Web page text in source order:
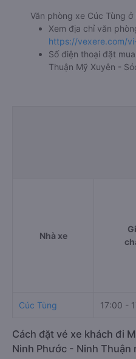
Văn phòng xe Cúc Tùng
Xem địa chỉ văn
https://vexere.com/
Số điện thoại đặt
Thuận Mỹ Xuyên -
Nhà xe
Cúc Tùng 17:00 -
Cách đặt vé xe khách đi
Ninh Phước - Ninh Thuận